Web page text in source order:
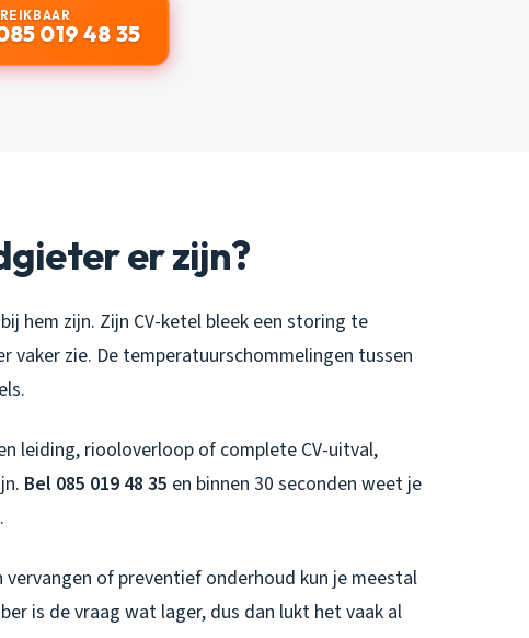
019 48 35
er zijn?
hem zijn. Zijn CV-ketel bleek een storing te
vaker zie. De temperatuurschommelingen tussen
leiding, riooloverloop of complete CV-uitval,
Bel 085 019 48 35 en binnen 30 seconden weet je
of preventief onderhoud kun je meestal
is de vraag wat lager, dus dan lukt het vaak al